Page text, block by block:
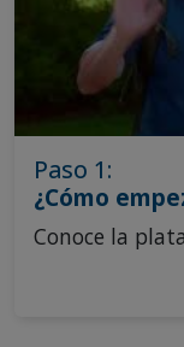
Paso 1:
¿Cómo
Conoce la